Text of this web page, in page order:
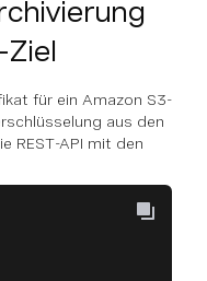
für ein Amazon S3-
aus den
REST-API mit den